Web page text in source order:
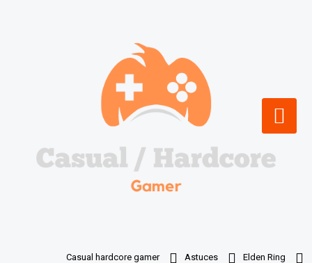
Casual hardcore gamer Astuces
Elden Ring